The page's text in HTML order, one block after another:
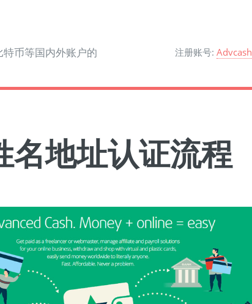
币等国内外账户的
注册账号: Advcash
名地址认证流程